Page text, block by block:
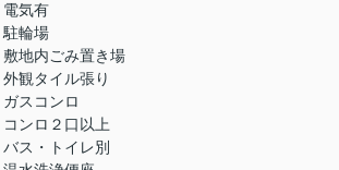
電気有
駐輪場
敷地内ごみ置き場
外観タイル張り
ガスコンロ
コンロ２口以上
バス・トイレ別